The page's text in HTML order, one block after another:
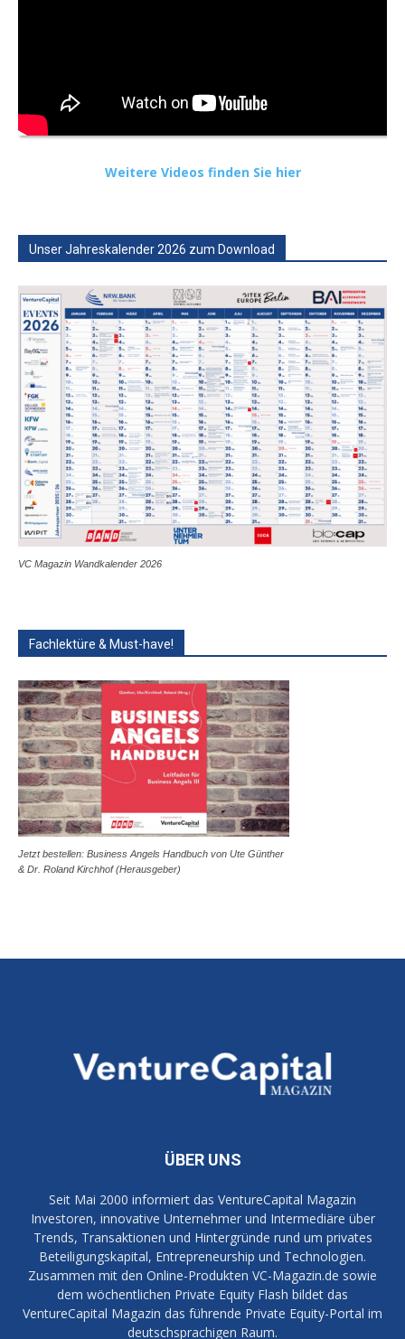
Weitere Videos finden Sie hier
Unser Jahreskalender 2026 zum Download
VC Magazin Wandkalender 2026
Fachlektüre & Must-have!
Jetzt bestellen: Business Angels Handbuch von Ute Günther
& Dr. Roland Kirchhof (Herausgeber)
ÜBER UNS
Seit Mai 2000 informiert das VentureCapital Magazin
Investoren, innovative Unternehmer und Intermediäre über
Trends, Transaktionen und Hintergründe rund um privates
Beteiligungskapital, Entrepreneurship und Technologien.
Zusammen mit den Online-Produkten VC-Magazin.de sowie
dem wöchentlichen Private Equity Flash bildet das
VentureCapital Magazin das führende Private Equity-Portal im
deutschsprachigen Raum.